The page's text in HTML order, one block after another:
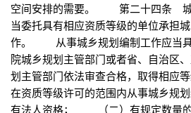
空间安排的需要。 第二十四条 城
当委托具有相应资质等级的单位承担
作。 从事城乡规划编制工作应当具
院城乡规划主管部门或者省、自治区
划主管部门依法审查合格，取得相应
在资质等级许可的范围内从事城乡
有法人资格； （二）有规定数量的